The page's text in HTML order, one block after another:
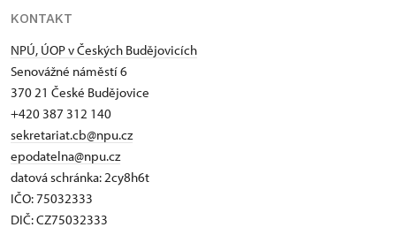
KONTAKT
NPÚ, ÚOP v Českých Budějovicích
Senovážné náměstí 6
370 21 České Budějovice
+420 387 312 140
sekretariat.cb@npu.cz
epodatelna@npu.cz
datová schránka: 2cy8h6t​
IČO: 75032333
DIČ: CZ75032333